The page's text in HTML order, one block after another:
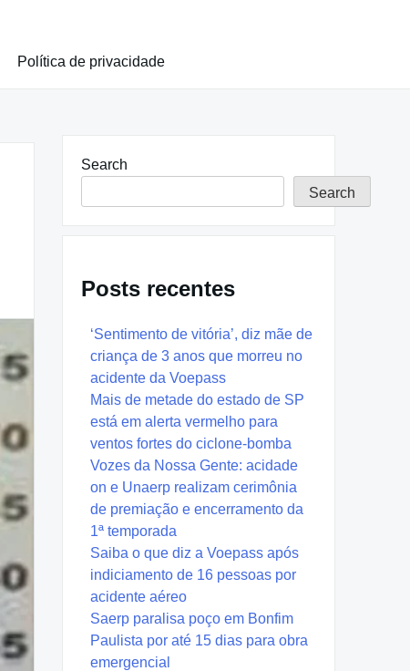
Política de privacidade
Search
Search
Posts recentes
‘Sentimento de vitória’, diz mãe de
criança de 3 anos que morreu no
acidente da Voepass
Mais de metade do estado de SP
está em alerta vermelho para
ventos fortes do ciclone-bomba
Vozes da Nossa Gente: acidade
on e Unaerp realizam cerimônia
de premiação e encerramento da
1ª temporada
Saiba o que diz a Voepass após
indiciamento de 16 pessoas por
acidente aéreo
Saerp paralisa poço em Bonfim
Paulista por até 15 dias para obra
emergencial